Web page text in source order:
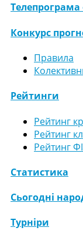
Конкурс
Правила
Рейтинги
Рейтинг
Рейтинг
Рейтинг
Статистика
Сьогодні
Турніри